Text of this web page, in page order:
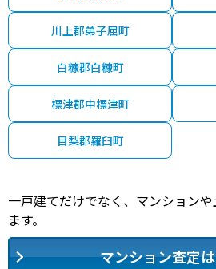
川上郡弟子屈町
白糠郡白糠町
標津郡中標津町
目梨郡羅臼町
一戸建てだけでなく、マンション
ます。
マンション査定